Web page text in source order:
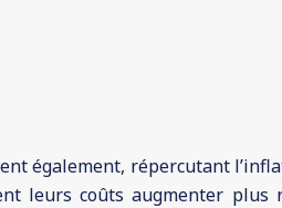
également, répercutant
coûts augmenter plus